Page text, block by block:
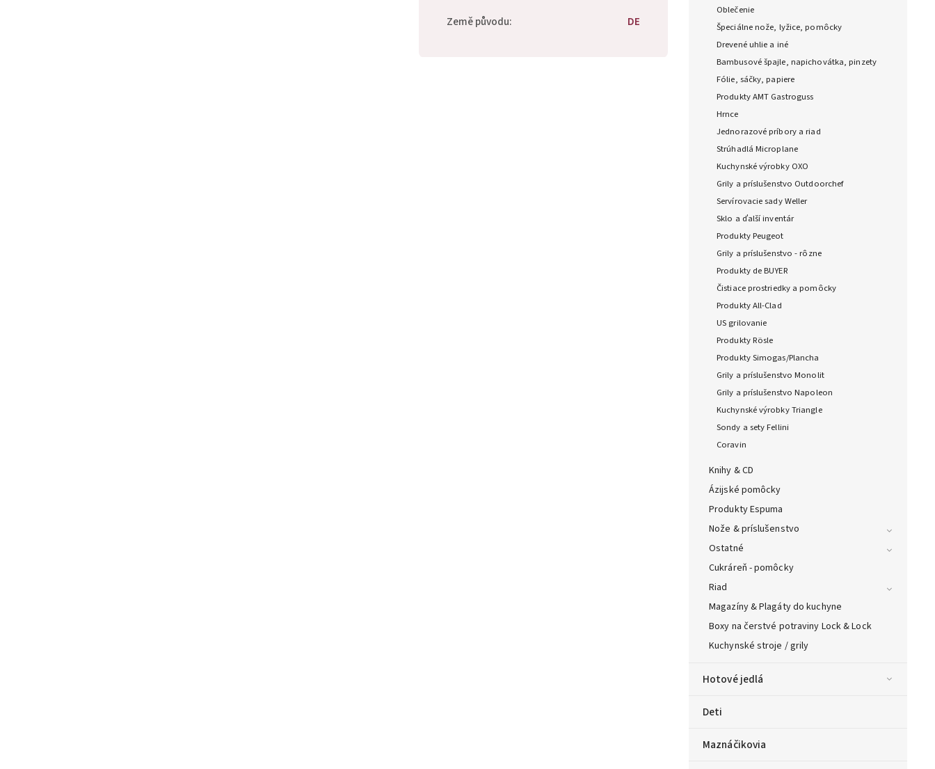
Oblečenie
Špeciálne nože, lyžice, pomôcky
Drevené uhlie a iné
Bambusové špajle, napichovátka, pinzety
Fólie, sáčky, papiere
Produkty AMT Gastroguss
Hrnce
Jednorazové príbory a riad
Strúhadlá Microplane
Kuchynské výrobky OXO
Grily a príslušenstvo Outdoorchef
Servírovacie sady Weller
Sklo a ďalší inventár
Produkty Peugeot
Grily a príslušenstvo - rôzne
Produkty de BUYER
Čistiace prostriedky a pomôcky
Produkty All-Clad
US grilovanie
Produkty Rösle
Produkty Simogas/Plancha
Grily a príslušenstvo Monolit
Grily a príslušenstvo Napoleon
Kuchynské výrobky Triangle
Sondy a sety Fellini
Coravin
Knihy & CD
Ázijské pomôcky
Produkty Espuma
Nože & príslušenstvo
Ostatné
Cukráreň - pomôcky
Riad
Magazíny & Plagáty do kuchyne
Boxy na čerstvé potraviny Lock & Lock
Kuchynské stroje / grily
Hotové jedlá
Deti
Maznáčikovia
Země původu: DE